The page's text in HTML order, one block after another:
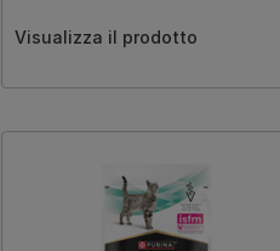
Visualizza il prodotto